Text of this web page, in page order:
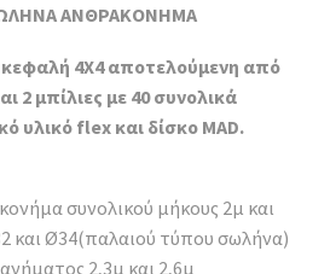
335.00€
through
345.00€
ΑΝΘΡΑΚΟΝΗΜΑ
κεφαλή 4Χ4 αποτελούμενη από
2 μπίλιες με 40 συνολικά
υλικό flex και δίσκο MAD.
συνολικού μήκους 2μ και
και Ø34(παλαιού τύπου σωλήνα)
2,3μ και 2,6μ